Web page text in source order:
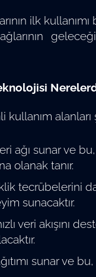
ilk
alanları
ağı sunar ve
olanak tanır.
tecrübelerini
sunacaktır.
veri akışını
sunar ve